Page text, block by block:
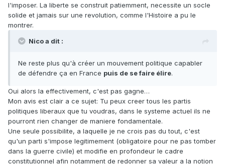
l'imposer. La liberte se construit patiemment, necessite un socle
solide et jamais sur une revolution, comme l'Histoire a pu le
montrer.
Nico a dit :
Ne reste plus qu'à créer un mouvement politique capabler
de défendre ça en France puis de se faire élire.
Oui alors la effectivement, c'est pas gagne…
Mon avis est clair a ce sujet: Tu peux creer tous les partis
politiques liberaux que tu voudras, dans le systeme actuel ils ne
pourront rien changer de maniere fondamentale.
Une seule possibilite, a laquelle je ne crois pas du tout, c'est
qu'un parti s'impose legitimement (obligatoire pour ne pas tomber
dans la guerre civile) et modifie en profondeur le cadre
constitutionnel afin notamment de redonner sa valeur a la notion